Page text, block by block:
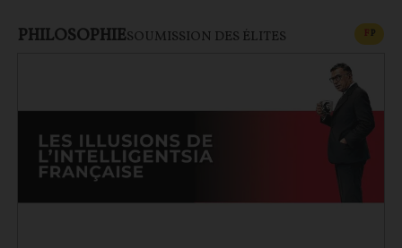
PHILOSOPHIESOUMISSION DES ÉLITES FP